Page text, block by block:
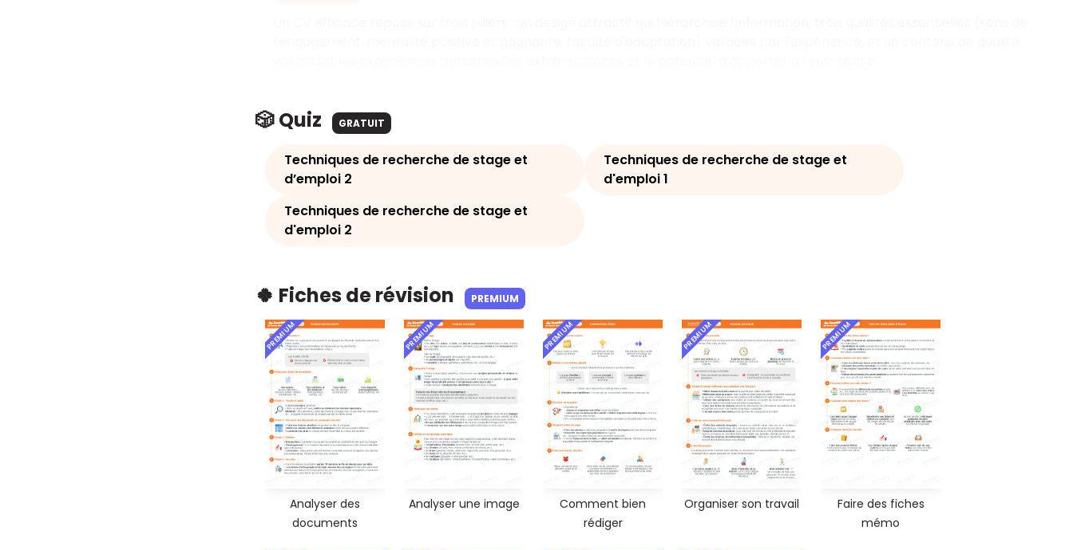
🎲 Quiz GRATUIT
Techniques de recherche de stage et
d’emploi 2
Techniques de recherche de stage et
d'emploi 1
Techniques de recherche de stage et
d'emploi 2
🍀 Fiches de révision PREMIUM
PREMIUM
Analyser des
documents
PREMIUM
Analyser une image
PREMIUM
Comment bien
rédiger
PREMIUM
Organiser son travail
PREMIUM
Faire des fiches
mémo